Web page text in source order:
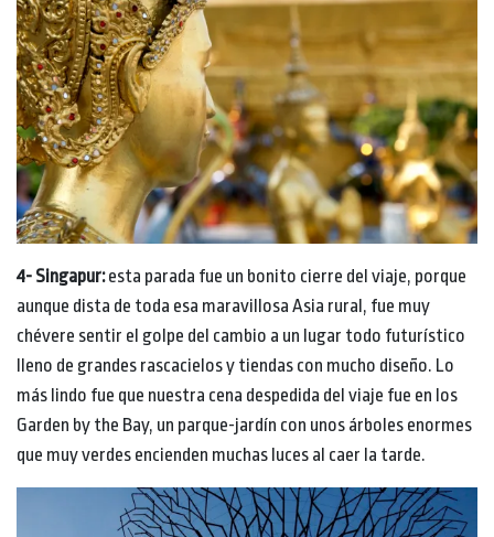
4- Singapur:esta parada fue un bonito cierre del viaje, porque
aunque dista de toda esa maravillosa Asia rural, fue muy
chévere sentir el golpe del cambio a un lugar todo futurístico
lleno de grandes rascacielos y tiendas con mucho diseño. Lo
más lindo fue que nuestra cena despedida del viaje fue en los
Garden by the Bay, un parque-jardín con unos árboles enormes
que muy verdes encienden muchas luces al caer la tarde.